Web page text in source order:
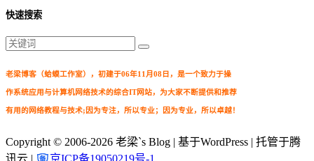
快速搜索
老梁博客（蛤蟆工作室），初建于06年11月08日，是一个致力于操
作系统应用与计算机网络技术的综合IT网站，为大家不断提供和推荐
有用的网络教程与技术;因为专注，所以专业；因为专业，所以卓越！
Copyright © 2006-2026 老梁`s Blog | 基于WordPress | 托管于腾
讯云 |
京ICP备19050219号-1